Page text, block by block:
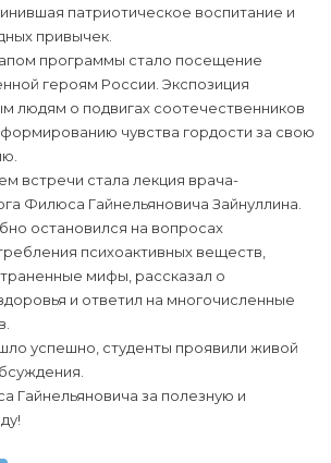
патриотическое воспитание и
привычек.
программы стало посещение
героям России. Экспозиция
людям о подвигах соотечественников
чувства гордости за свою
встречи стала лекция врача-
Филюса Гайнельяновича Зайнуллина.
остановился на вопросах
психоактивных веществ,
мифы, рассказал о
и ответил на многочисленные
успешно, студенты проявили живой
Гайнельяновича за полезную и